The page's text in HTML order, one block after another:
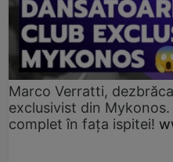
Marco Verratti,
exclusivist din
complet în fața ispitei!